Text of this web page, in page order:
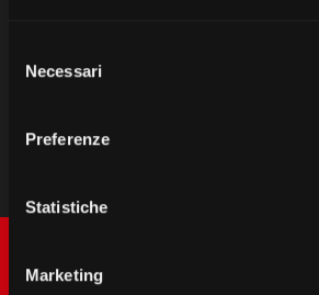
delNecessari
Preferenze
Statistiche
Marketing